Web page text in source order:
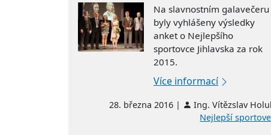
Na slavnostním galavečeru
byly vyhlášeny výsledky
anket o Nejlepšího
sportovce Jihlavska za rok
2015.
Více informací
28. března 2016 |
Ing. Vítězslav
Nejlepší